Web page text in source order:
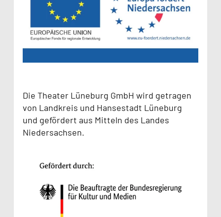
Die Theater Lüneburg GmbH wird getragen
von Landkreis und Hansestadt Lüneburg
und gefördert aus Mitteln des Landes
Niedersachsen.